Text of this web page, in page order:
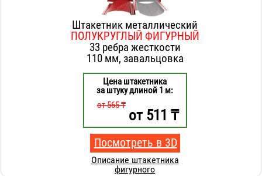
Штакетник металлический
ПОЛУКРУГЛЫЙ ФИГУРНЫЙ
33 ребра жесткости
110 мм, завальцовка
Цена штакетника
за штуку длиной 1 м:
от 565 ₸
от511 ₸
Посмотреть в 3D
Описание штакетника
фигурного